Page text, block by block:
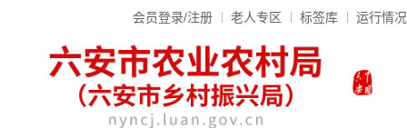
会员登录/注册 老人专区 标签库 运行情况